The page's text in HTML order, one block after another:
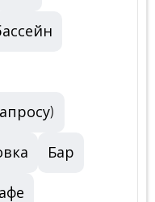
Бар